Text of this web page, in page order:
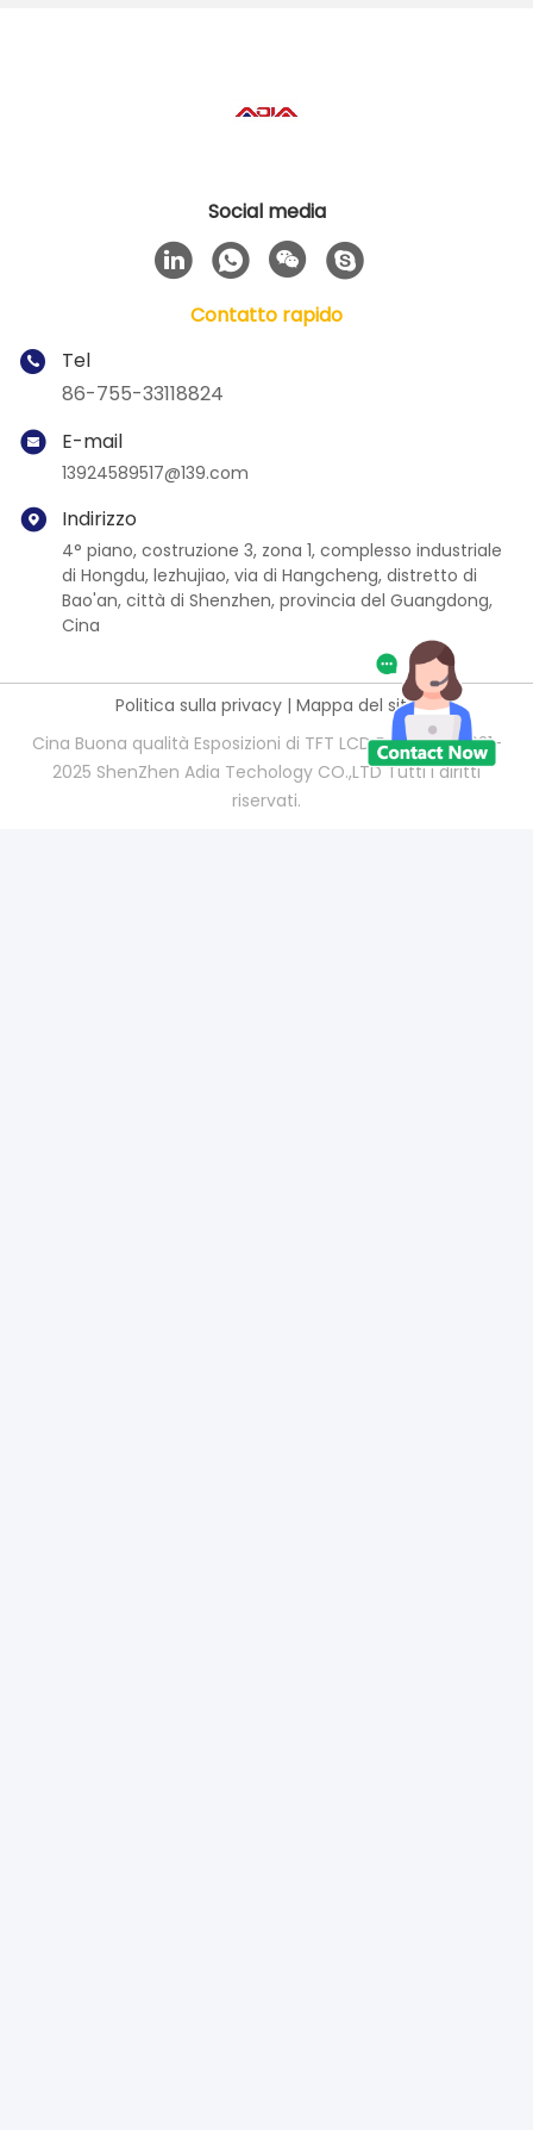
Social media
Contatto rapido
Tel
86-755-33118824
E-mail
13924589517@139.com
Indirizzo
4° piano, costruzione 3, zona 1, complesso industriale
di Hongdu, lezhujiao, via di Hangcheng, distretto di
Bao'an, città di Shenzhen, provincia del Guangdong,
Cina
Politica sulla privacy | Mappa del sito
Cina Buona qualità Esposizioni di TFT LCD Fornitore. 2021-
2025 ShenZhen Adia Techology CO.,LTD Tutti i diritti
riservati.